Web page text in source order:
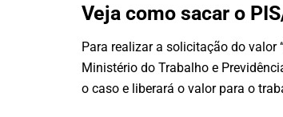
Veja como sacar o
Para realizar a solicitação do valor
Ministério do Trabalho e
o caso e liberará o valor para o